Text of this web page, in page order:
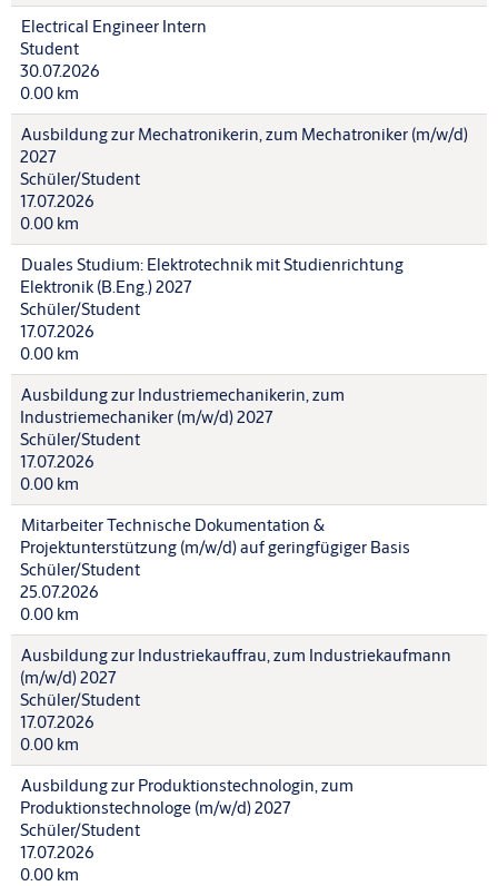
Electrical Engineer Intern
Student
30.07.2026
0.00 km
Ausbildung zur Mechatronikerin, zum Mechatroniker (m/w/d)
2027
Schüler/Student
17.07.2026
0.00 km
Duales Studium: Elektrotechnik mit Studienrichtung
Elektronik (B.Eng.) 2027
Schüler/Student
17.07.2026
0.00 km
Ausbildung zur Industriemechanikerin, zum
Industriemechaniker (m/w/d) 2027
Schüler/Student
17.07.2026
0.00 km
Mitarbeiter Technische Dokumentation &
Projektunterstützung (m/w/d) auf geringfügiger Basis
Schüler/Student
25.07.2026
0.00 km
Ausbildung zur Industriekauffrau, zum Industriekaufmann
(m/w/d) 2027
Schüler/Student
17.07.2026
0.00 km
Ausbildung zur Produktionstechnologin, zum
Produktionstechnologe (m/w/d) 2027
Schüler/Student
17.07.2026
0.00 km